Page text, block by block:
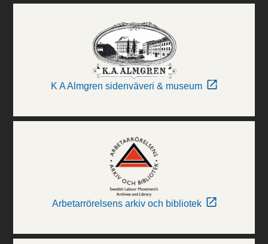
K A Almgren sidenväveri & museum
Arbetarrörelsens arkiv och bibliotek